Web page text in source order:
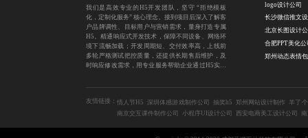
我们是高效专业的H5开发团队，坚守 “拒绝模板
化，定制化服务” 核心理念。接到项目后深入了解客
户品牌调性、目标用户与营销需求，量身打造专属
H5。精通响应式开发技术，保障不同设备、网络环
境下流畅加载；开发周期短、交付效率高，上线前
多轮严格测试把控质量，还提供长期售后维护，及
时响应修改需求，用专业服务帮助企业通过H5实现
logo设计公司
北京长图设计
合肥PPT美化公
友情链接： 情人节H5 深圳体感游戏制作公司 抽奖h5 郑州网站设计制作
羊了
南京交互课件制作公司
小程序UI设计公司 西安电商美工设计公司